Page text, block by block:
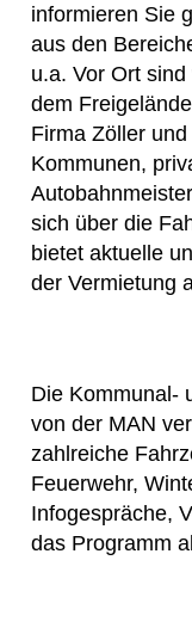
informieren Sie
aus den
u.a. Vor Ort
dem
Firma Zöller
Kommunen,
sich über die
bietet aktuelle
der Vermietung
Die Kommunal-
von der MAN
zahlreiche
Feuerwehr,
Infogespräche,
das Programm